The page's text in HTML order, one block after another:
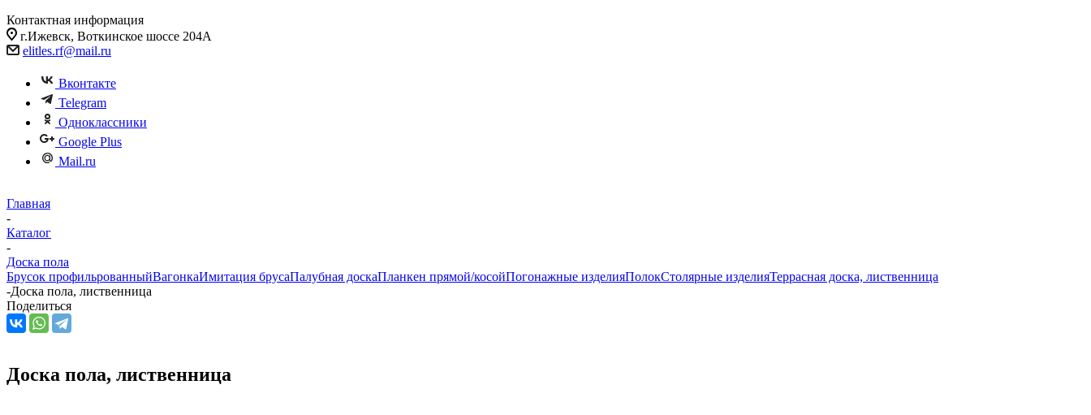
Контактная информация
г.Ижевск, Воткинское шоссе 204А
elitles.rf@mail.ru
Вконтакте
Telegram
Одноклассники
Google Plus
Mail.ru
Главная
-
Каталог
-
Доска пола
Брусок профильрованныйВагонкаИмитация брусаПалубная доскаПланкен прямой/косойПогонажные изделияПолокСтолярные изделияТеррасная доска, лиственница
-Доска пола, лиственница
Поделиться
Доска пола, лиственница